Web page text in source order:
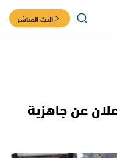
البث المباشر
عن جاهزية